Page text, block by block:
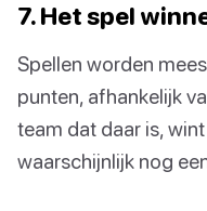
7. Het spel
Spellen worden
punten, afhankelijk
team dat daar is,
waarschijnlijk nog